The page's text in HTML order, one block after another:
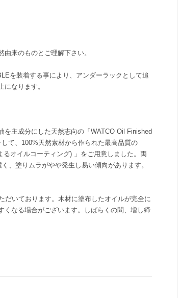
来のものとご理解下さい。
を装着する事により、アンダーラックとして追
なります。
主成分にした天然志向の「WATCO Oil Finished
て、100%天然素材から作られた最高品質の
るオイルコーティング) 」をご用意しました。両
、塗りムラがやや発生し易い傾向があります。
だいております。木材に塗布したオイルが完全に
なる場合がございます。しばらくの間、増し締